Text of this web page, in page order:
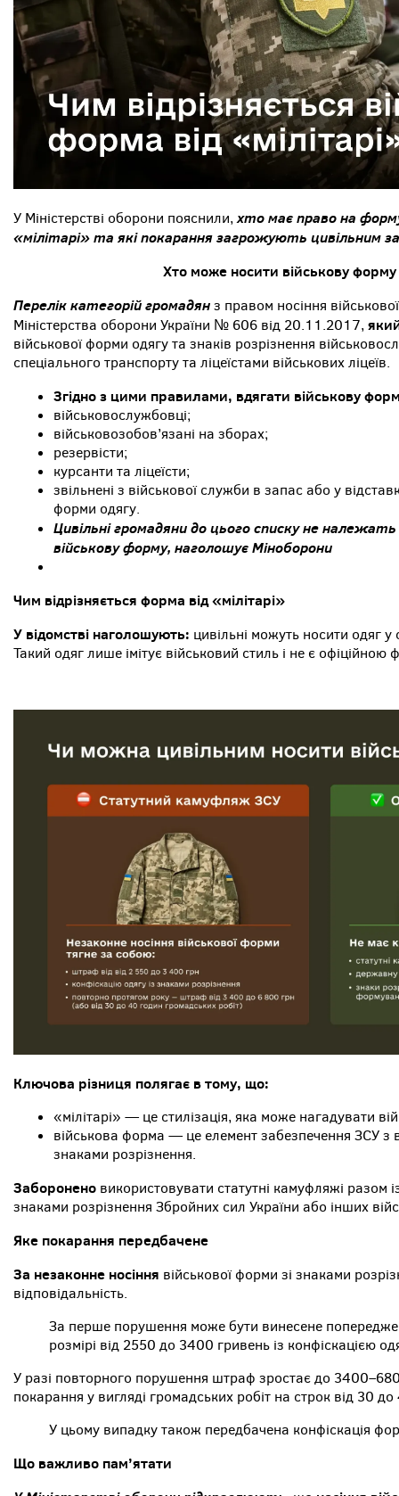
У Міністерстві оборони пояснили,хто має право на
«мілітарі» та які покарання загрожують цивільним
Хто може носити військову форму
Перелік категорій громадянз правом носіння
Міністерства оборони України № 606 від 20.11.2017,
військової форми одягу та знаків розрізнення
спеціального транспорту та ліцеїстами військових ліцеїв.
Згідно з цими правилами, вдягати військову
військовослужбовці;
військовозобов’язані на зборах;
резервісти;
курсанти та ліцеїсти;
звільнені з військової служби в запас або у
форми одягу.
Цивільні громадяни до цього списку не
військову форму, наголошує Міноборони
Чим відрізняється форма від «мілітарі»
У відомстві наголошують: цивільні можуть носити одяг у
Такий одяг лише імітує військовий стиль і не є
Ключова різниця полягає в тому, що:
«мілітарі» — це стилізація, яка може нагадувати
військова форма — це елемент забезпечення ЗСУ
знаками розрізнення.
Заборонено використовувати статутні камуфляжі
знаками розрізнення Збройних сил України або інших
Яке покарання передбачене
За незаконне носіння військової форми зі знаками
відповідальність.
За перше порушення може бути винесене
розмірі від 2550 до 3400 гривень із конфіскацією
У разі повторного порушення штраф зростає до
покарання у вигляді громадських робіт на строк від 30
У цьому випадку також передбачена конфіскація
Що важливо пам’ятати